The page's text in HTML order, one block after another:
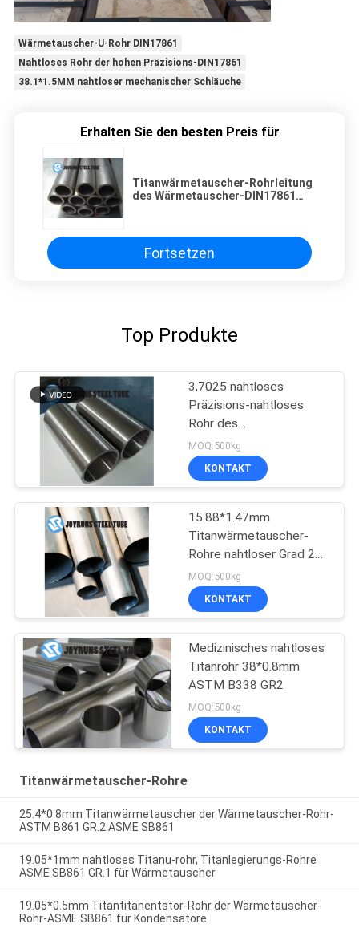
Wärmetauscher-U-Rohr DIN17861
Nahtloses Rohr der hohen Präzisions-DIN17861
38.1*1.5MM nahtloser mechanischer Schläuche
Erhalten Sie den besten Preis für
Titanwärmetauscher-Rohrleitung
des Wärmetauscher-DIN17861
Fortsetzen
Top Produkte
3,7025 nahtloses
Präzisions-nahtloses
Rohr des
Wärmetauscher-Gr.1
hohe des U-Rohr-
DIN17861
MOQ:500kg
KONTAKT
15.88*1.47mm
Titanwärmetauscher-
Rohre nahtloser Grad 2
Astm B338
MOQ:500kg
KONTAKT
Medizinisches nahtloses
Titanrohr 38*0.8mm
ASTM B338 GR2
MOQ:500kg
KONTAKT
Titanwärmetauscher-Rohre
25.4*0.8mm Titanwärmetauscher der Wärmetauscher-Rohr-
ASTM B861 GR.2 ASME SB861
19.05*1mm nahtloses Titanu-rohr, Titanlegierungs-Rohre
ASME SB861 GR.1 für Wärmetauscher
19.05*0.5mm Titantitanentstör-Rohr der Wärmetauscher-
Rohr-ASME SB861 für Kondensatore